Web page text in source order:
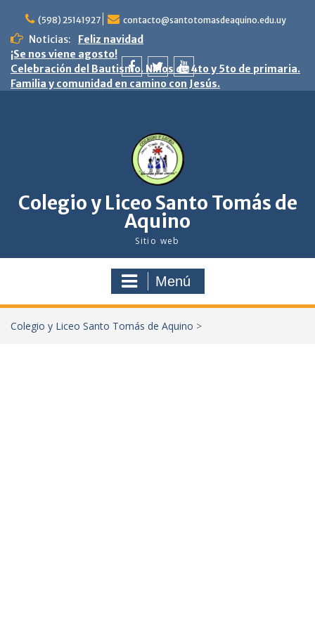
contenido
(598) 25141927 contacto@santotomasdeaquino.edu.uy
Noticias:
Feliz navidad
¡Se nos viene agosto!
Celebración del Bautismo. Niños de 4to y 5to de primaria.
Familia y comunidad en camino con Jesús.
facebooktwitteryoutube
Colegio y Liceo Santo Tomás de
Aquino
Sitio web
Menú
Colegio y Liceo Santo Tomás de Aquino >